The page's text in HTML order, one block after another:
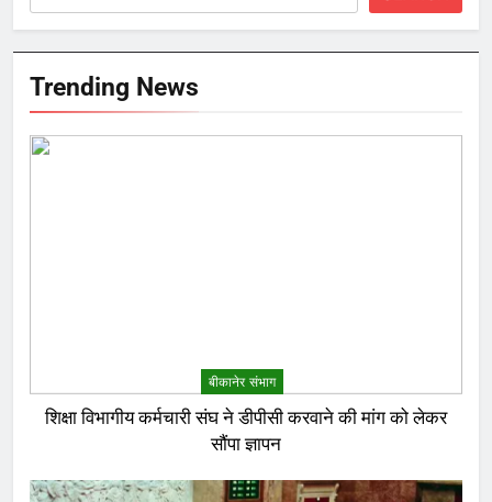
Trending News
बीकानेर संभाग
शिक्षा विभागीय कर्मचारी संघ ने डीपीसी करवाने की मांग को लेकर
सौंपा ज्ञापन